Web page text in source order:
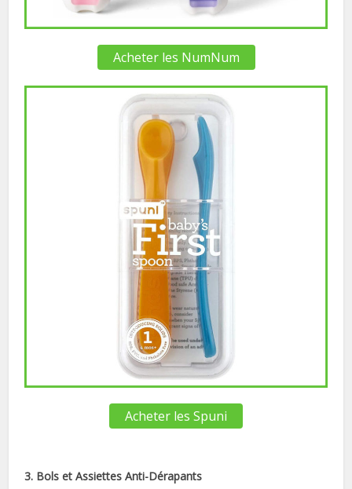
Acheter les NumNum
Acheter les Spuni
3. Bols et Assiettes Anti-Dérapants